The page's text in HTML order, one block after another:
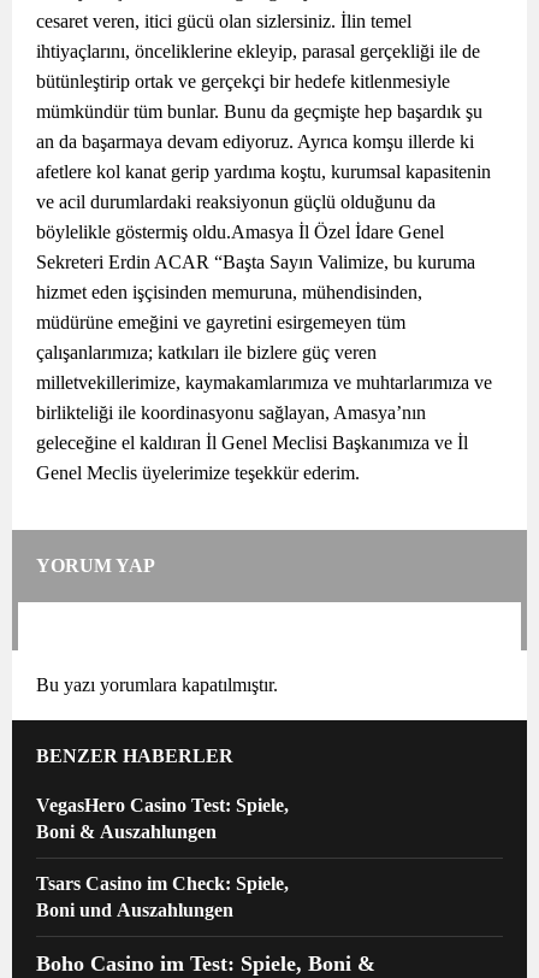
cesaret veren, itici gücü olan sizlersiniz. İlin temel
ihtiyaçlarını, önceliklerine ekleyip, parasal gerçekliği ile de
bütünleştirip ortak ve gerçekçi bir hedefe kitlenmesiyle
mümkündür tüm bunlar. Bunu da geçmişte hep başardık şu
an da başarmaya devam ediyoruz. Ayrıca komşu illerde ki
afetlere kol kanat gerip yardıma koştu, kurumsal kapasitenin
ve acil durumlardaki reaksiyonun güçlü olduğunu da
böylelikle göstermiş oldu.Amasya İl Özel İdare Genel
Sekreteri Erdin ACAR “Başta Sayın Valimize, bu kuruma
hizmet eden işçisinden memuruna, mühendisinden,
müdürüne emeğini ve gayretini esirgemeyen tüm
çalışanlarımıza; katkıları ile bizlere güç veren
milletvekillerimize, kaymakamlarımıza ve muhtarlarımıza ve
birlikteliği ile koordinasyonu sağlayan, Amasya’nın
geleceğine el kaldıran İl Genel Meclisi Başkanımıza ve İl
Genel Meclis üyelerimize teşekkür ederim.
YORUM YAP
Bu yazı yorumlara kapatılmıştır.
BENZER HABERLER
VegasHero Casino Test: Spiele,
Boni & Auszahlungen
Tsars Casino im Check: Spiele,
Boni und Auszahlungen
Boho Casino im Test: Spiele, Boni &